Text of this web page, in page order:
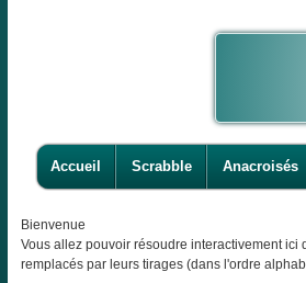
Accueil Scrabble Anacroisés
Bienvenue
Vous allez pouvoir résoudre interactivement
remplacés par leurs tirages (dans l'ordre